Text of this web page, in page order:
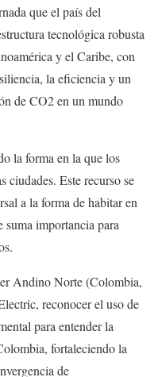
que el país del
tecnológica robusta
y el Caribe, con
la eficiencia y un
de CO2 en un mundo
la forma en la que los
ciudades. Este recurso se
a la forma de habitar en
suma importancia para
Andino Norte (Colombia,
reconocer el uso de
para entender la
fortaleciendo la
de